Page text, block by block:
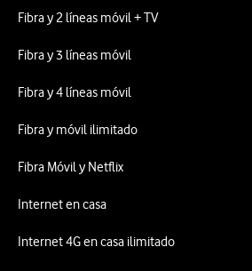
Fibra y 2 líneas móvil + TV
Fibra y 3 líneas móvil
Fibra y 4 líneas móvil
Fibra y móvil ilimitado
Fibra Móvil y Netflix
Internet en casa
Internet 4G en casa ilimitado